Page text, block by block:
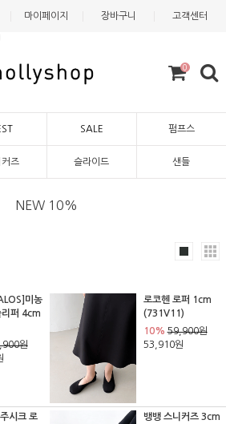
마이페이지 장바구니 고객센터
0
SALE 펌프스
커즈 슬라이드 샌들
NEW 10%
미농
리퍼 4cm
원
로코헨 로퍼 1cm
(731V11)
10% 59,900원
53,910원
시크 로
뱅뱅 스니커즈 3cm